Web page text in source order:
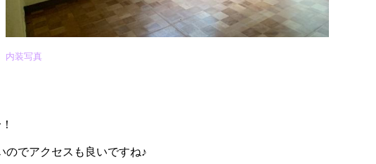
内装写真
のでアクセスも良いですね♪